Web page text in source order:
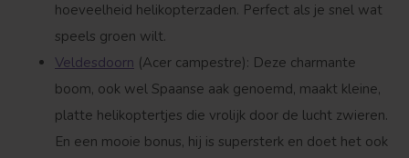
hoeveelheid helikopterzaden. Perfect als je snel wat
speels groen wilt.
Veldesdoorn (Acer campestre): Deze charmante
boom, ook wel Spaanse aak genoemd, maakt kleine,
platte helikoptertjes die vrolijk door de lucht zwieren.
En een mooie bonus, hij is supersterk en doet het ook